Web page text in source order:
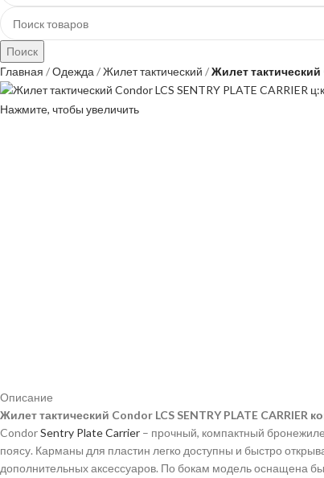
Поиск
Главная
Одежда Жилет тактический Жилет тактический
Нажмите, чтобы увеличить
Описание
Жилет тактический Condor LCS SENTRY PLATE CARRIER
CondorSentry Plate Carrier – прочный, компактный
поясу. Карманы для пластин легко доступны и быстро
дополнительных аксессуаров. По бокам модель оснащена